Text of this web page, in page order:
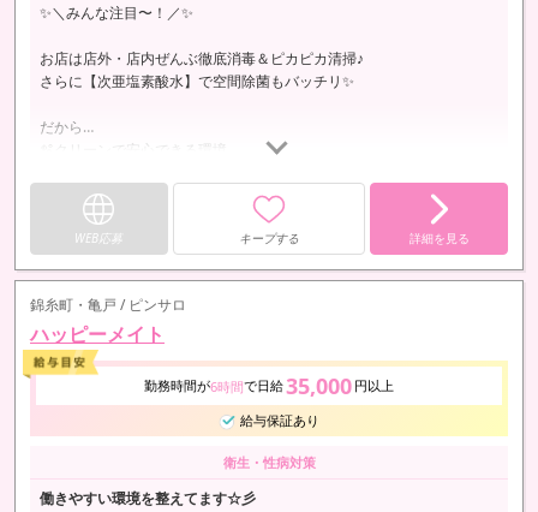
✨＼みんな注目〜！／✨
お店は店外・店内ぜんぶ徹底消毒＆ピカピカ清掃♪
さらに【次亜塩素酸水】で空間除菌もバッチリ✨
だから…
🫧クリーンで安心できる環境
がしっかり整ってます！
しかもヘルスプレイなしなので、
ムリなく、ストレスフリーで
心も体も大切にしながらお仕事できる環境です💖…
WEB応募 キープする 詳細を見る
錦糸町・亀戸 / ピンサロ
ハッピーメイト
勤務時間が6時間で日給35,000 円以上
給与保証あり
衛生・性病対策
働きやすい環境を整えてます☆彡